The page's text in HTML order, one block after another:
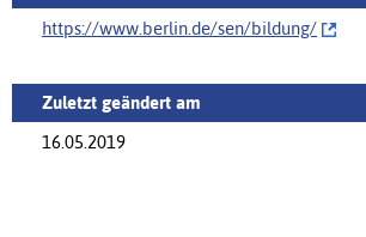
https://www.berlin.de/sen/bildung/‌
Zuletzt geändert am
16.05.2019